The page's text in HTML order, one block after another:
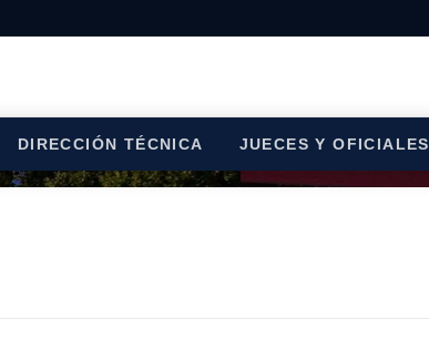
DIRECCIÓN TÉCNICA JUECES Y OFICIALES